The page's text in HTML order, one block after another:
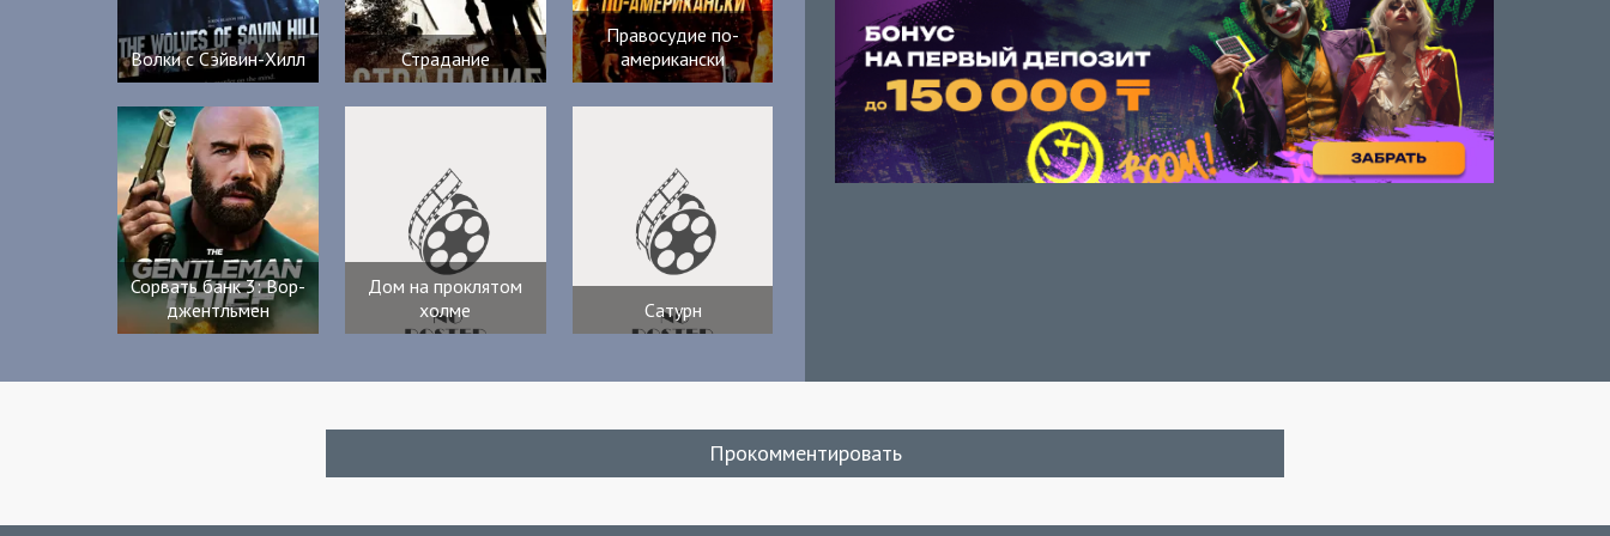
Волки с Сэйвин-Хилл Страдание
Правосудие по-
американски
Сорвать банк 3: Вор-
джентльмен
Дом на проклятом
холме
Сатурн
Прокомментировать